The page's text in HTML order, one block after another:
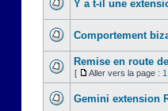
Y a t-il une
Comportement
Remise en route
[ Aller vers la page : 1
Gemini extension